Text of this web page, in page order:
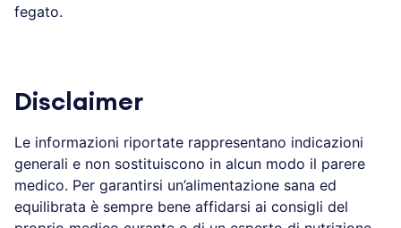
fegato.
Disclaimer
Le informazioni riportate rappresentano indicazioni
generali e non sostituiscono in alcun modo il parere
medico. Per garantirsi un’alimentazione sana ed
equilibrata è sempre bene affidarsi ai consigli del